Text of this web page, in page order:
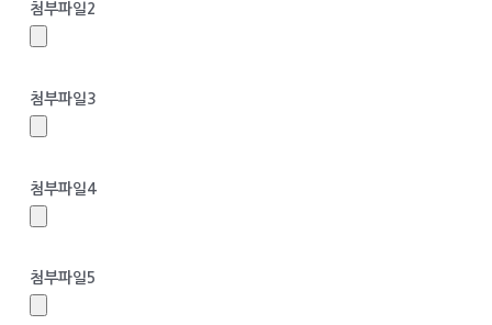
첨부파일2
첨부파일3
첨부파일4
첨부파일5